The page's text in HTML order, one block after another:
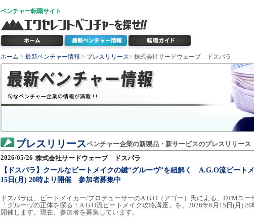
ベンチャー転職サイト
ホーム > 最新ベンチャー情報 > プレスリリース> 株式会社サードウェーブ ドスパラ
プレスリリースベンチャー企業の新製品・新サービスのプレスリリース
2026/05/26 株式会社サードウェーブ ドスパラ
【ドスパラ】クールなビートメイクの鍵“グルーヴ”を紐解く A.G.O流ビート
15日(月) 20時より開催 参加者募集中
ドスパラは、ビートメイカー/プロデューサーのA.G.O（アゴー）氏による、DTMユー
「グルーヴの正体を探る！A.G.O流ビートメイク攻略講座」を、2026年6月15日(月)
開催します。現在、参加者を募集しています。